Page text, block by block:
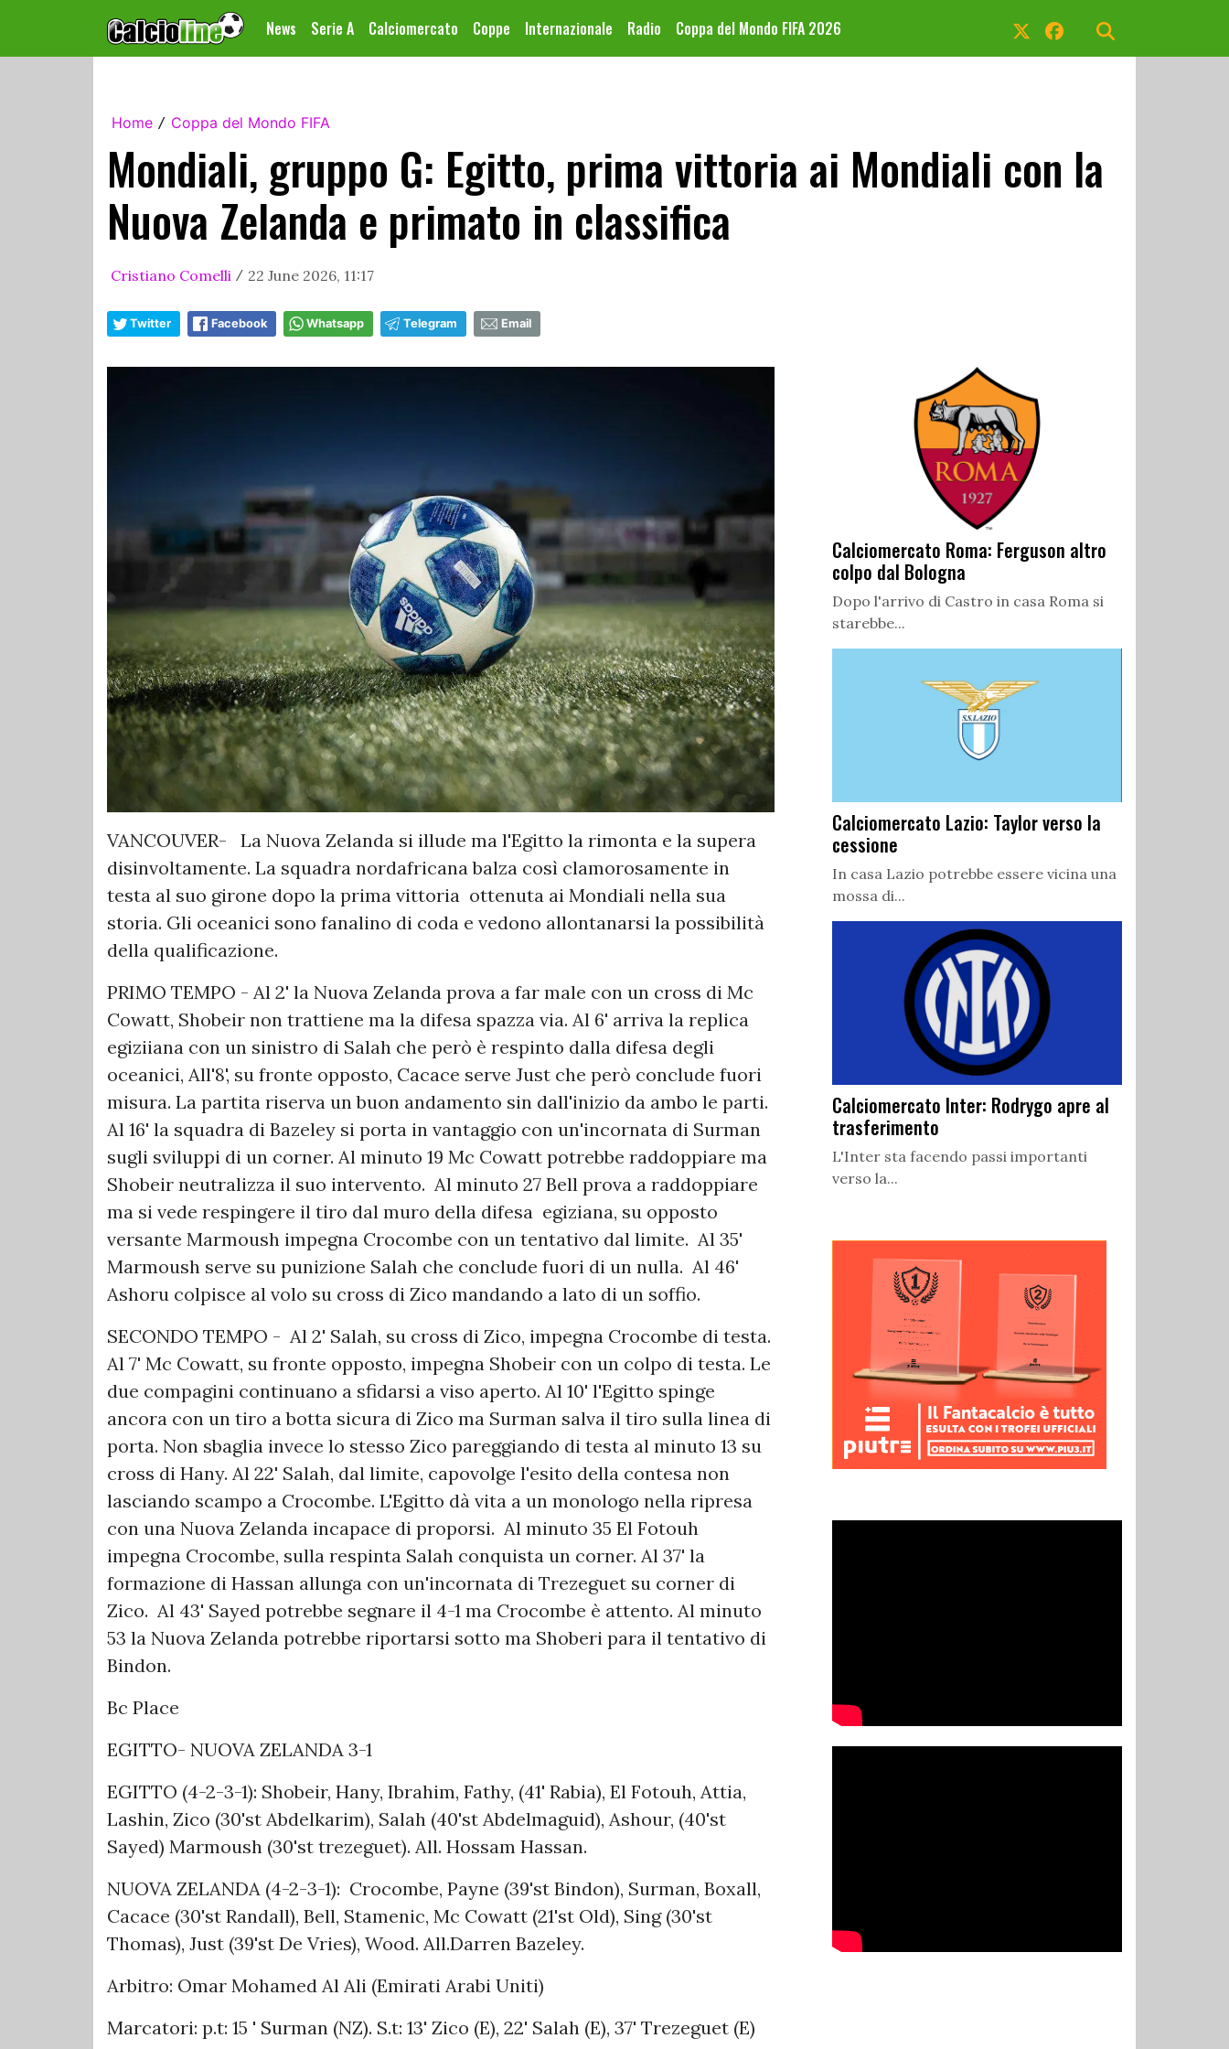
News Serie A Calciomercato Coppe Internazionale Radio Coppa del Mondo FIFA 2026
Home / Coppa del Mondo FIFA
Mondiali, gruppo G: Egitto, prima vittoria ai Mondiali con la
Nuova Zelanda e primato in classifica
Cristiano Comelli / 22 June 2026, 11:17
Twitter Facebook Whatsapp Telegram Email
VANCOUVER- La Nuova Zelanda si illude ma l'Egitto la rimonta e la supera
disinvoltamente. La squadra nordafricana balza così clamorosamente in
testa al suo girone dopo la prima vittoria ottenuta ai Mondiali nella sua
storia. Gli oceanici sono fanalino di coda e vedono allontanarsi la possibilità
della qualificazione.
PRIMO TEMPO - Al 2' la Nuova Zelanda prova a far male con un cross di Mc
Cowatt, Shobeir non trattiene ma la difesa spazza via. Al 6' arriva la replica
egiziiana con un sinistro di Salah che però è respinto dalla difesa degli
oceanici, All'8', su fronte opposto, Cacace serve Just che però conclude fuori
misura. La partita riserva un buon andamento sin dall'inizio da ambo le parti.
Al 16' la squadra di Bazeley si porta in vantaggio con un'incornata di Surman
sugli sviluppi di un corner. Al minuto 19 Mc Cowatt potrebbe raddoppiare ma
Shobeir neutralizza il suo intervento. Al minuto 27 Bell prova a raddoppiare
ma si vede respingere il tiro dal muro della difesa egiziana, su opposto
versante Marmoush impegna Crocombe con un tentativo dal limite. Al 35'
Marmoush serve su punizione Salah che conclude fuori di un nulla. Al 46'
Ashoru colpisce al volo su cross di Zico mandando a lato di un soffio.
SECONDO TEMPO - Al 2' Salah, su cross di Zico, impegna Crocombe di testa.
Al 7' Mc Cowatt, su fronte opposto, impegna Shobeir con un colpo di testa. Le
due compagini continuano a sfidarsi a viso aperto. Al 10' l'Egitto spinge
ancora con un tiro a botta sicura di Zico ma Surman salva il tiro sulla linea di
porta. Non sbaglia invece lo stesso Zico pareggiando di testa al minuto 13 su
cross di Hany. Al 22' Salah, dal limite, capovolge l'esito della contesa non
lasciando scampo a Crocombe. L'Egitto dà vita a un monologo nella ripresa
con una Nuova Zelanda incapace di proporsi. Al minuto 35 El Fotouh
impegna Crocombe, sulla respinta Salah conquista un corner. Al 37' la
formazione di Hassan allunga con un'incornata di Trezeguet su corner di
Zico. Al 43' Sayed potrebbe segnare il 4-1 ma Crocombe è attento. Al minuto
53 la Nuova Zelanda potrebbe riportarsi sotto ma Shoberi para il tentativo di
Bindon.
Bc Place
EGITTO- NUOVA ZELANDA 3-1
EGITTO (4-2-3-1): Shobeir, Hany, Ibrahim, Fathy, (41' Rabia), El Fotouh, Attia,
Lashin, Zico (30'st Abdelkarim), Salah (40'st Abdelmaguid), Ashour, (40'st
Sayed) Marmoush (30'st trezeguet). All. Hossam Hassan.
NUOVA ZELANDA (4-2-3-1): Crocombe, Payne (39'st Bindon), Surman, Boxall,
Cacace (30'st Randall), Bell, Stamenic, Mc Cowatt (21'st Old), Sing (30'st
Thomas), Just (39'st De Vries), Wood. All.Darren Bazeley.
Arbitro: Omar Mohamed Al Ali (Emirati Arabi Uniti)
Marcatori: p.t: 15 ' Surman (NZ). S.t: 13' Zico (E), 22' Salah (E), 37' Trezeguet (E)
Calciomercato Roma: Ferguson altro
colpo dal Bologna
Dopo l'arrivo di Castro in casa Roma si
starebbe...
Calciomercato Lazio: Taylor verso la
cessione
In casa Lazio potrebbe essere vicina una
mossa di...
Calciomercato Inter: Rodrygo apre al
trasferimento
L'Inter sta facendo passi importanti
verso la...